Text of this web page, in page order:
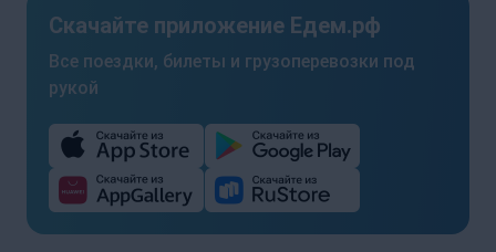
Скачайте приложение Едем.рф
Все поездки, билеты и грузоперевозки под
рукой